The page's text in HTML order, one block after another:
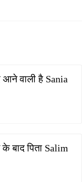
वाली है Sania
बाद पिता Salim